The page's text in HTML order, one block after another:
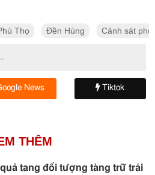
Thọ Đền Hùng Cảnh sát
News Tiktok
THÊM
tang đối tượng tàng trữ trái